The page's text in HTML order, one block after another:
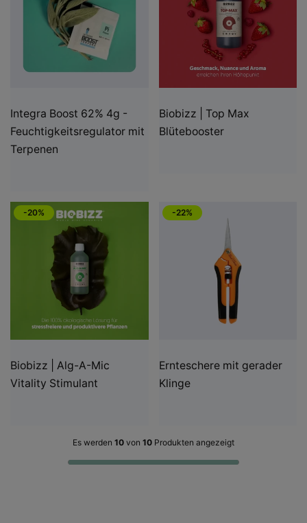
Integra Boost 62% 4g -
Feuchtigkeitsregulator mit
Terpenen
Biobizz | Top Max
Blütebooster
-20%
Biobizz | Alg-A-Mic
Vitality Stimulant
-22%
Ernteschere mit gerader
Klinge
Es werden 10 von 10 Produkten angezeigt